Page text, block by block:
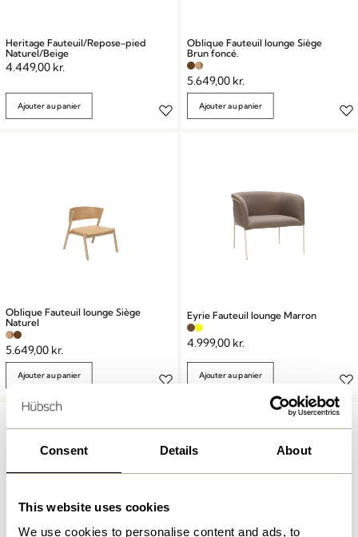
Consent Details About
This website uses cookies
We use cookies to personalise content and ads, to
Heritage Fauteuil/Repose-pied
Naturel/Beige
4.449,00 kr.
Ajouter au panier
Oblique Fauteuil lounge Siège
Brun foncé.
5.649,00 kr.
Ajouter au panier
Oblique Fauteuil lounge Siège
Naturel
5.649,00 kr.
Ajouter au panier
Eyrie Fauteuil lounge Marron
4.999,00 kr.
Ajouter au panier